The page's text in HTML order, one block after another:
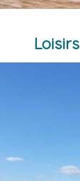
Loisirs